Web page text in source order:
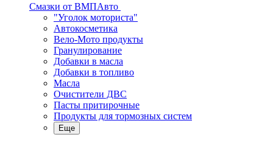
Смазки от ВМПАвто
"Уголок моториста"
Автокосметика
Вело-Мото продукты
Гранулирование
Добавки в масла
Добавки в топливо
Масла
Очистители ДВС
Пасты притирочные
Продукты для тормозных систем
Еще